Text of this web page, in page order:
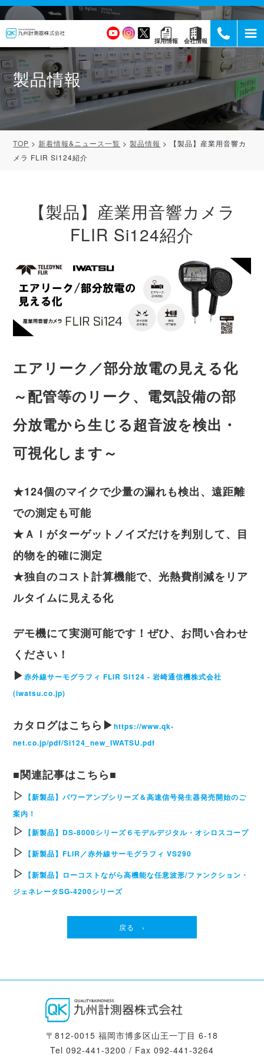
採用情報 会社情報
製品情報
TOP 新着情報&ニュース一覧 製品情報
【製品】産業用音響カ
メラ FLIR Si124紹介
【製品】産業用音響カメラ
FLIR Si124紹介
エアリーク ／部分放電の見える化
～配管等のリーク、電気設備の部
分放電から生じる超音波を検出・
可視化します～
★124個のマイクで少量の漏れも検出、遠距離
での測定も可能
★ＡＩがターゲットノイズだけを判別して、目
的物を的確に測定
★独自のコスト計算機能で、光熱費削減をリア
ルタイムに見える化
デモ機にて実測可能です！ぜひ、お問い合わせ
ください！
▶赤外線サーモグラフィ FLIR Si124 - 岩崎通信機株式会社
(iwatsu.co.jp)
カタログはこちら▶https://www.qk-
net.co.jp/pdf/Si124_new_IWATSU.pdf
■関連記事はこちら■
▷ 【新製品】パワーアンプシリーズ＆高速信号発生器発売開始のご
案内！
▷ 【新製品】DS-8000シリーズ６モデルデジタル・オシロスコープ
▷ 【新製品】FLIR／赤外線サーモグラフィ VS290
▷ 【新製品】ローコストながら高機能な任意波形/ファンクション・
ジェネレータSG-4200シリーズ
戻る ›
〒812-0015 福岡市博多区山王一丁目 6-18
Tel 092-441-3200 / Fax 092-441-3264